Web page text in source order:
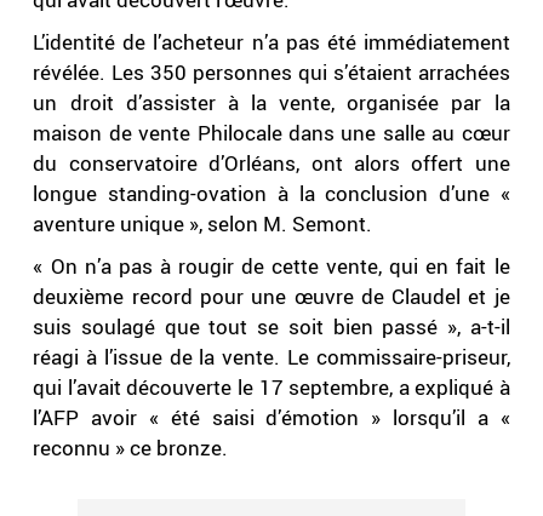
L’identité de l’acheteur n’a pas été immédiatement
révélée. Les 350 personnes qui s’étaient arrachées
un droit d’assister à la vente, organisée par la
maison de vente Philocale dans une salle au cœur
du conservatoire d’Orléans, ont alors offert une
longue standing-ovation à la conclusion d’une «
aventure unique », selon M. Semont.
« On n’a pas à rougir de cette vente, qui en fait le
deuxième record pour une œuvre de Claudel et je
suis soulagé que tout se soit bien passé », a-t-il
réagi à l’issue de la vente. Le commissaire-priseur,
qui l’avait découverte le 17 septembre, a expliqué à
l’AFP avoir « été saisi d’émotion » lorsqu’il a «
reconnu » ce bronze.